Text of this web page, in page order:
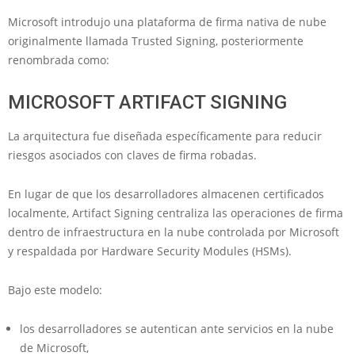
Microsoft introdujo una plataforma de firma nativa de nube
originalmente llamada Trusted Signing, posteriormente
renombrada como:
MICROSOFT ARTIFACT SIGNING
La arquitectura fue diseñada específicamente para reducir
riesgos asociados con claves de firma robadas.
En lugar de que los desarrolladores almacenen certificados
localmente, Artifact Signing centraliza las operaciones de firma
dentro de infraestructura en la nube controlada por Microsoft
y respaldada por Hardware Security Modules (HSMs).
Bajo este modelo:
los desarrolladores se autentican ante servicios en la nube
de Microsoft,